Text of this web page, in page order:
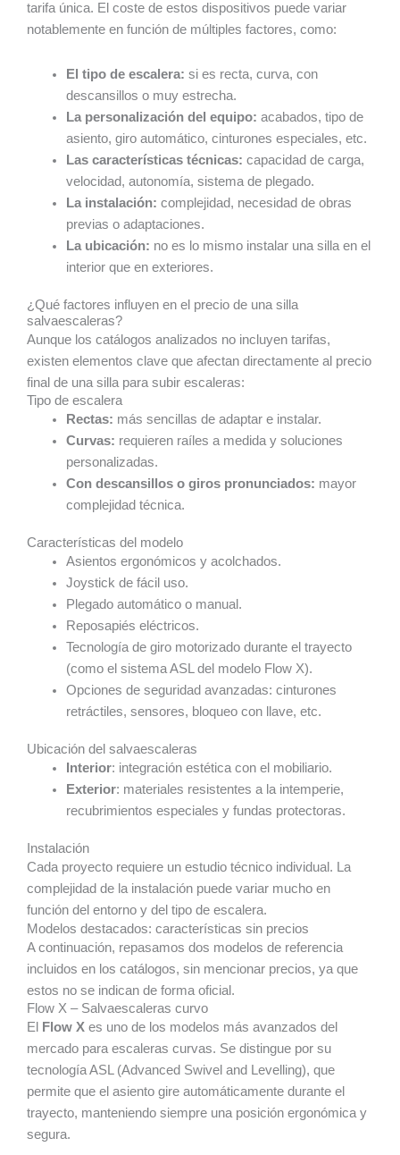
tarifa única. El coste de estos dispositivos puede variar
notablemente en función de múltiples factores, como:
El tipo de escalera: si es recta, curva, con
descansillos o muy estrecha.
La personalización del equipo: acabados, tipo de
asiento, giro automático, cinturones especiales, etc.
Las características técnicas: capacidad de carga,
velocidad, autonomía, sistema de plegado.
La instalación: complejidad, necesidad de obras
previas o adaptaciones.
La ubicación: no es lo mismo instalar una silla en el
interior que en exteriores.
¿Qué factores influyen en el precio de una silla
salvaescaleras?
Aunque los catálogos analizados no incluyen tarifas,
existen elementos clave que afectan directamente al precio
final de una silla para subir escaleras:
Tipo de escalera
Rectas: más sencillas de adaptar e instalar.
Curvas: requieren raíles a medida y soluciones
personalizadas.
Con descansillos o giros pronunciados: mayor
complejidad técnica.
Características del modelo
Asientos ergonómicos y acolchados.
Joystick de fácil uso.
Plegado automático o manual.
Reposapiés eléctricos.
Tecnología de giro motorizado durante el trayecto
(como el sistema ASL del modelo Flow X).
Opciones de seguridad avanzadas: cinturones
retráctiles, sensores, bloqueo con llave, etc.
Ubicación del salvaescaleras
Interior: integración estética con el mobiliario.
Exterior: materiales resistentes a la intemperie,
recubrimientos especiales y fundas protectoras.
Instalación
Cada proyecto requiere un estudio técnico individual. La
complejidad de la instalación puede variar mucho en
función del entorno y del tipo de escalera.
Modelos destacados: características sin precios
A continuación, repasamos dos modelos de referencia
incluidos en los catálogos, sin mencionar precios, ya que
estos no se indican de forma oficial.
Flow X – Salvaescaleras curvo
El
Flow X es uno de los modelos más avanzados del
mercado para escaleras curvas. Se distingue por su
tecnología ASL (Advanced Swivel and Levelling), que
permite que el asiento gire automáticamente durante el
trayecto, manteniendo siempre una posición ergonómica y
segura.